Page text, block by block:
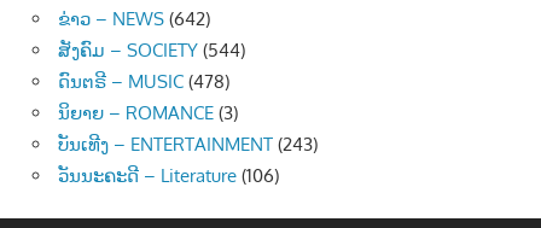
ຂ່າວ – NEWS (642)
ສັງຄົມ – SOCIETY (544)
ດົນຕຣີ – MUSIC (478)
ນິຍາຍ – ROMANCE (3)
ບັນເທີງ – ENTERTAINMENT (243)
ວັນນະຄະດີ – Literature (106)